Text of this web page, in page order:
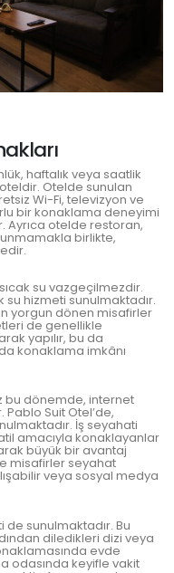
haftalık veya saatlik
Otelde sunulan
Wi-Fi, televizyon ve
bir konaklama deneyimi
Ayrıca otelde restoran,
birlikte,
su vazgeçilmezdir.
su hizmeti sunulmaktadır.
yorgun dönen misafirler
de genellikle
yapılır, bu da
konaklama imkânı
bu dönemde, internet
Suit Otel’de,
İş seyahati
amacıyla konaklayanlar
büyük bir avantaj
misafirler seyahat
veya sosyal medya
sunulmaktadır. Bu
diledikleri dizi veya
evde
odasında keyifle vakit